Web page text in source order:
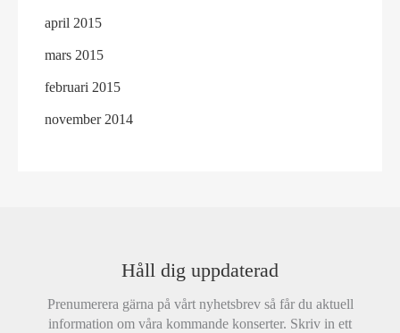
april 2015
mars 2015
februari 2015
november 2014
Håll dig uppdaterad
Prenumerera gärna på vårt nyhetsbrev så får du aktuell
information om våra kommande konserter. Skriv in ett